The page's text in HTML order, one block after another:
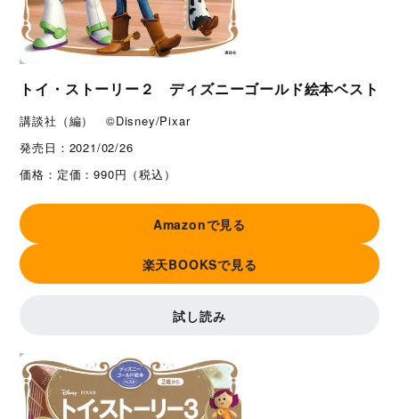
トイ・ストーリー２ ディズニーゴールド絵本ベスト
講談社（編） ©Disney/Pixar
発売日： 2021/02/26
価格： 定価：990円（税込）
Amazonで見る
楽天BOOKSで見る
試し読み